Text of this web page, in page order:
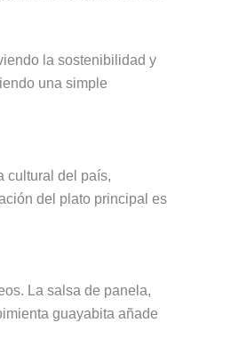
la sostenibilidad y
una simple
cultural del país,
del plato principal es
La salsa de panela,
guayabita añade